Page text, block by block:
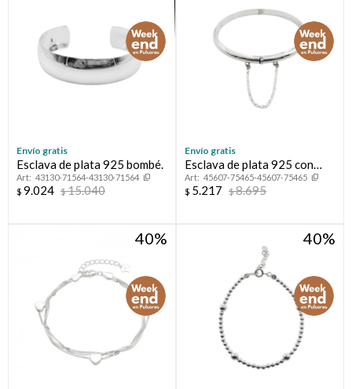
Envío gratis
Esclava de plata 925 bombé.
43130-71564-43130-71564
$ 9.024 $15.040
Envío gratis
Esclava de plata 925 con
cierre de caja y cadena de
seguridad.
45607-75465-45607-75465
$ 5.217 $8.695
40 40